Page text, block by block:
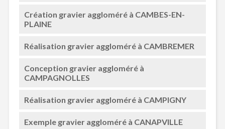
Création gravier aggloméré à CAMBES-EN-
PLAINE
Réalisation gravier aggloméré à CAMBREMER
Conception gravier aggloméré à
CAMPAGNOLLES
Réalisation gravier aggloméré à CAMPIGNY
Exemple gravier aggloméré à CANAPVILLE